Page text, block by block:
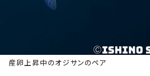
産卵上昇中のオジサンのペア